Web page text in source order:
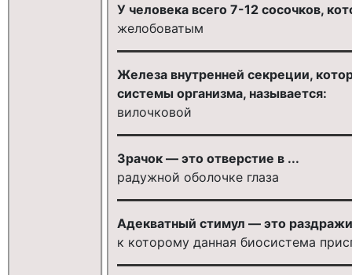
У человека всего 7-12 сосочков,
желобоватым
Железа внутренней секреции,
системы организма, называется:
вилочковой
Зрачок — это отверстие в ...
радужной оболочке глаза
Адекватный стимул — это
к которому данная биосистема